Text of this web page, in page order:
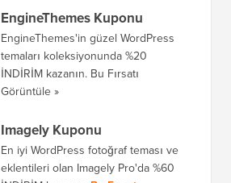
EngineThemes Kuponu
EngineThemes'in güzel WordPress
temaları koleksiyonunda %20
İNDİRİM kazanın. Bu Fırsatı
Görüntüle »
Imagely Kuponu
En iyi WordPress fotoğraf teması ve
eklentileri olan Imagely Pro'da %60